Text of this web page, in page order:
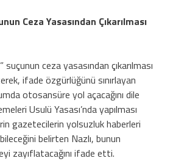
Ceza Yasasından Çıkarılması
suçunun ceza yasasından çıkarılması
ifade özgürlüğünü sınırlayan
otosansüre yol açacağını dile
Usulü Yasası’nda yapılması
gazetecilerin yolsuzluk haberleri
belirten Nazlı, bunun
zayıflatacağını ifade etti.